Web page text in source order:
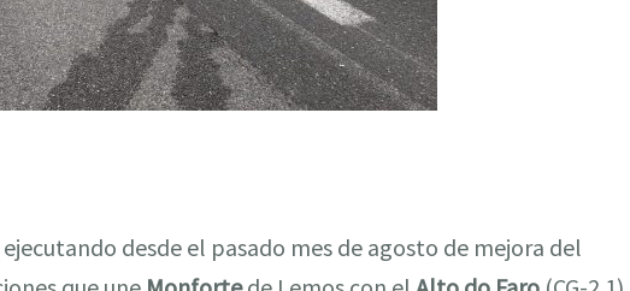
desde el pasado mes de agosto de mejora del